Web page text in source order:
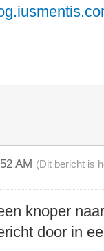
AM (Dit bericht is
knoper
door in